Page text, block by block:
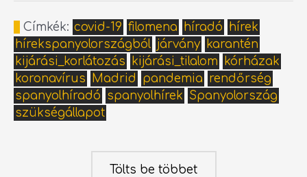
Címkék: covid-19 filomena híradó hírek
hírekspanyolországból járvány karantén
kijárási_korlátozás
kijárási_tilalom
kórházak
koronavírus
Madrid pandemia rendőrség
spanyolhíradó spanyolhírek Spanyolország
szükségállapot
Tölts be többet